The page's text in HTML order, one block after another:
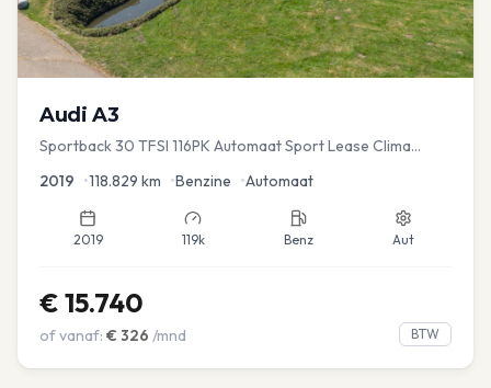
Audi A3
Sportback 30 TFSI 116PK Automaat Sport Lease Clima
2019 •118.829 km •Benzine •Automaat
2019 119k Benz Aut
€ 15.740
of vanaf: € 326 /mnd BTW